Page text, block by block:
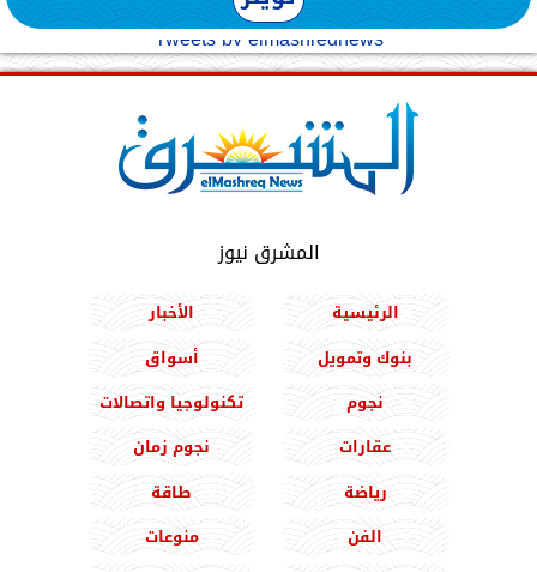
Tweets by elmashreqnews
المشرق نيوز
الرئيسية
الأخبار
بنوك وتمويل
أسواق
نجوم
تكنولوجيا واتصالات
عقارات
نجوم زمان
رياضة
طاقة
الفن
منوعات